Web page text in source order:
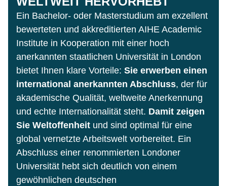
Ein Bachelor- oder Masterstudium am exzellent
bewerteten und akkreditierten AIHE Academic
Institute in Kooperation mit einer hoch
anerkannten staatlichen Universität in London
bietet Ihnen klare Vorteile: Sie erwerben einen
international anerkannten Abschluss, der für
akademische Qualität, weltweite Anerkennung
und echte Internationalität steht. Damit zeigen
Sie Weltoffenheit und sind optimal für eine
global vernetzte Arbeitswelt vorbereitet. Ein
Abschluss einer renommierten Londoner
Universität hebt sich deutlich von einem
gewöhnlichen deutschen